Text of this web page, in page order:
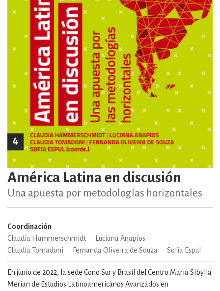
América Latina en discusión
Una apuesta por metodologías horizontales
Coordinación
Claudia Hammerschmidt
Luciana Anapios
Claudia Tomadoni
Fernanda Oliveira de Souza Sofía Espul
En junio de 2022, la sede Cono Sur y Brasil del Centro Maria Sibylla
Merian de Estudios Latinoamericanos Avanzados en